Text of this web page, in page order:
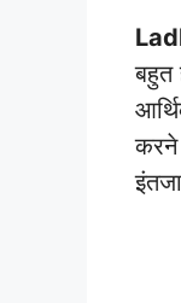
बहुत
करने